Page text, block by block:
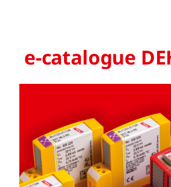
e-catalogue